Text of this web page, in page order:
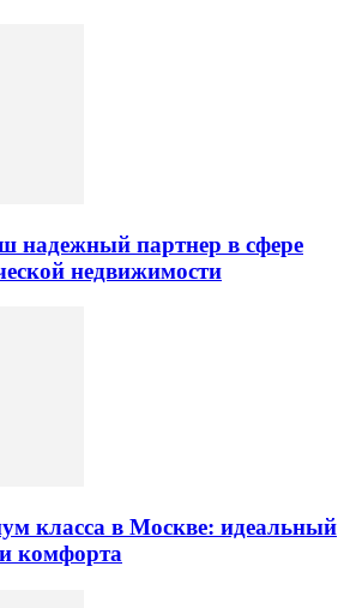
надежный партнер в сфере
недвижимости
класса в Москве: идеальный
комфорта